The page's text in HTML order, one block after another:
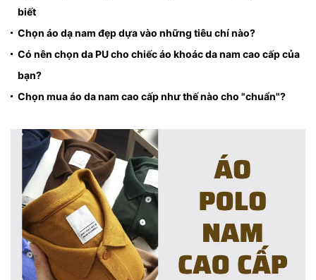
biết
Chọn áo dạ nam đẹp dựa vào những tiêu chí nào?
Có nên chọn da PU cho chiếc áo khoác da nam cao cấp của
bạn?
Chọn mua áo da nam cao cấp như thế nào cho "chuẩn"?